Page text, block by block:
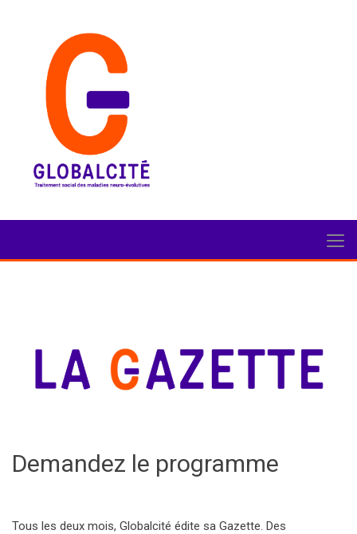
Demandez le programme
Tous les deux mois, Globalcité édite sa Gazette. Des